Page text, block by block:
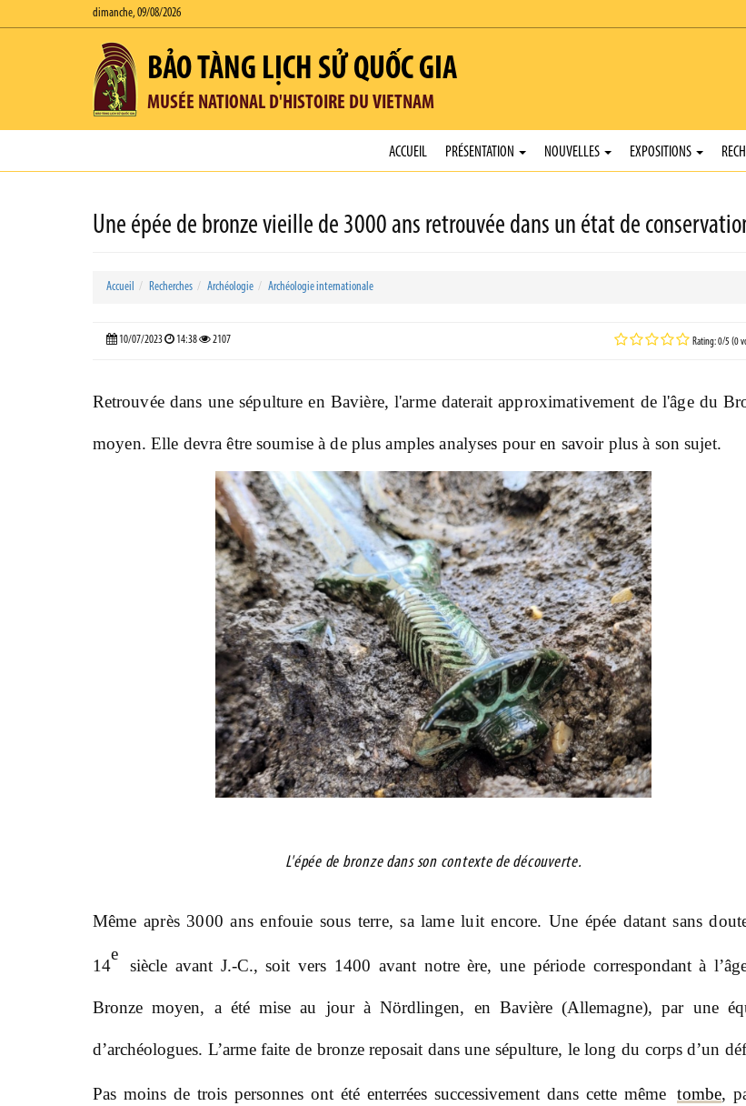
dimanche, 09/08/2026
BẢO TÀNG LỊCH SỬ QUỐC GIA
MUSÉE NATIONAL D'HISTOIRE DU VIETNAM
ACCUEIL PRÉSENTATION NOUVELLES EXPOSITIONS
Une épée de bronze vieille de 3000 ans retrouvée dans un état de
Accueil Recherches Archéologie Archéologie internationale
10/07/2023 14:38 2107 Rating: 0/5 (0
Retrouvée dans une sépulture en Bavière, l'arme daterait approximativement de l'âge du
moyen. Elle devra être soumise à de plus amples analyses pour en savoir plus à son sujet.
L'épée de bronze dans son contexte de découverte.
Même après 3000 ans enfouie sous terre, sa lame luit encore. Une épée datant sans
14
e
siècle avant J.-C., soit vers 1400 avant notre ère, une période correspondant à
Bronze moyen, a été mise au jour à Nördlingen, en Bavière (Allemagne), par une
d’archéologues. L’arme faite de bronze reposait dans une sépulture, le long du corps d’un
Pas moins de trois personnes ont été enterrées successivement dans cette même tombe,